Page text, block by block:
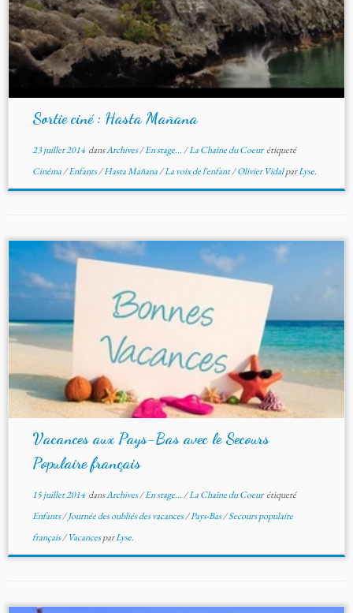
Sortie ciné : Hasta Mañana
23 juillet 2014dansArchives/En stage.../La Chaîne du Coeur étiqueté
Cinéma/Enfants/Hasta Mañana/La voix de l'enfant/Olivier VidalparLyse.
Vacances aux Pays-Bas avec le Secours
Populaire français
15 juillet 2014dansArchives/En stage.../La Chaîne du Coeur étiqueté
Enfants/Journée des oubliés des vacances/Pays-Bas/Secours populaire
français/VacancesparLyse.